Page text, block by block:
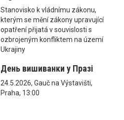
Stanovisko k vládnímu zákonu,
kterým se mění zákony upravující
opatření přijatá v souvislosti s
ozbrojeným konfliktem na území
Ukrajiny
День вишиванки у Празі
24.5.2026, Gauč na Výstavišti,
Praha, 13:00